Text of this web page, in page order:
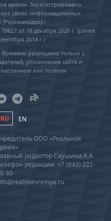
время» Зарегистрировано
связи, информационных
–
от 18 декабря 2020 г. (ранее
2014 г.)
Времени разрешено только с
упоминание сайта и
частичном или полном
RU EN
ООО «Реальное
редактор Саушина А.А.
редакции: +7 (843) 222-
80